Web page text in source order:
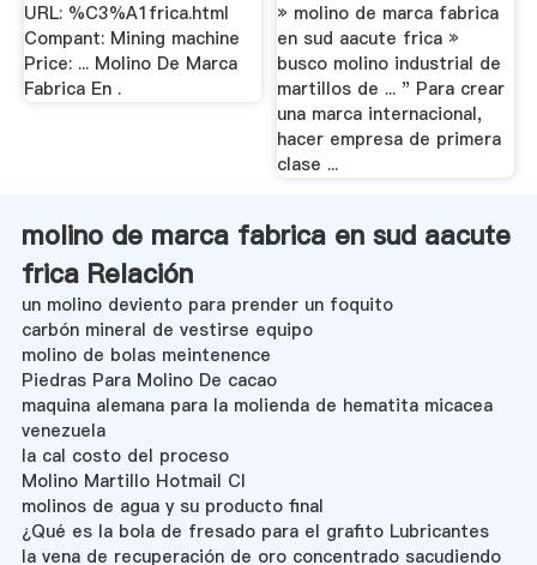
URL: %C3%A1frica.html
Compant: Mining machine
Price: ... Molino De Marca
Fabrica En .
» molino de marca fabrica
en sud aacute frica »
busco molino industrial de
martillos de ... " Para crear
una marca internacional,
hacer empresa de primera
clase ...
molino de marca fabrica en sud aacute
frica Relación
un molino deviento para prender un foquito
carbón mineral de vestirse equipo
molino de bolas meintenence
Piedras Para Molino De cacao
maquina alemana para la molienda de hematita micacea
venezuela
la cal costo del proceso
Molino Martillo Hotmail Cl
molinos de agua y su producto final
¿Qué es la bola de fresado para el grafito Lubricantes
la vena de recuperación de oro concentrado sacudiendo